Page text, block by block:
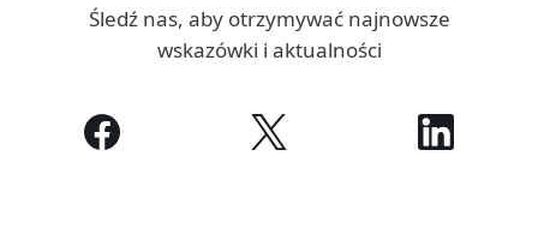
Śledź nas, aby otrzymywać najnowsze
wskazówki i aktualności